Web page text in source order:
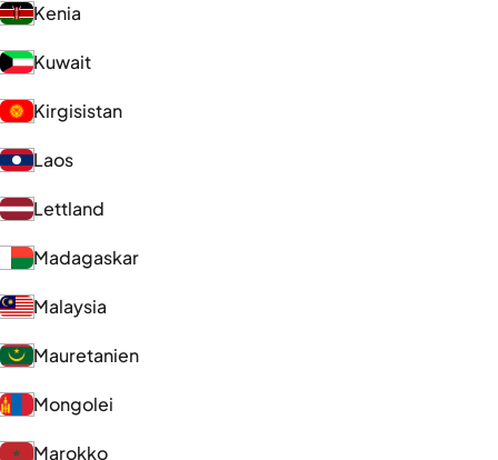
Kenia
Kuwait
Kirgisistan
Laos
Lettland
Madagaskar
Malaysia
Mauretanien
Mongolei
Marokko